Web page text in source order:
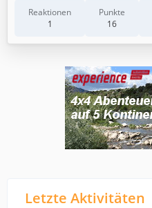
Reaktionen
1
Punkte
16
Letzte Aktivitäten